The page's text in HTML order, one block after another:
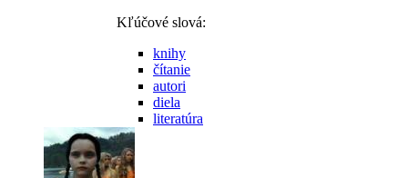
Kľúčové slová:
knihy
čítanie
autori
diela
literatúra